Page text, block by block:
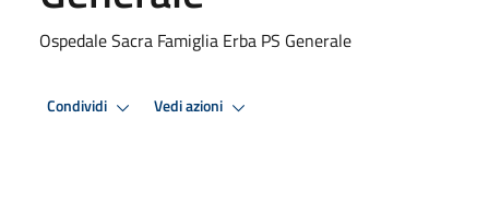
Ospedale Sacra Famiglia Erba PS Generale
Condividi Vedi azioni